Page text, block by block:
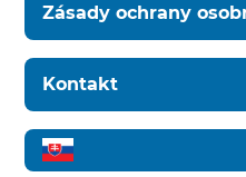
Zásady ochrany
Kontakt